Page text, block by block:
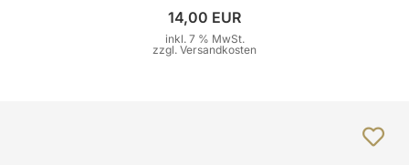
14,00 EUR
inkl. 7 % MwSt.
zzgl. Versandkosten